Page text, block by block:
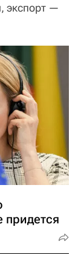
экспорт —
придется